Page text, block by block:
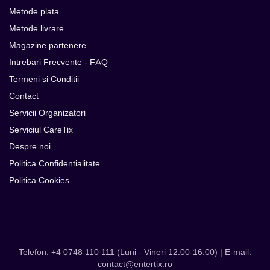
Metode plata
Metode livrare
Magazine partenere
Intrebari Frecvente - FAQ
Termeni si Conditii
Contact
Servicii Organizatori
Serviciul CareTix
Despre noi
Politica Confidentialitate
Politica Cookies
Telefon: +4 0748 110 111 (Luni - Vineri 12.00-16.00) | E-mail:
contact@entertix.ro